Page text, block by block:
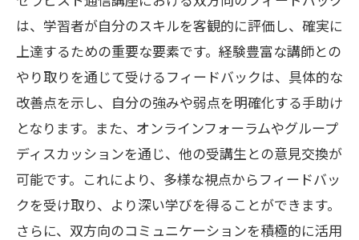
理論知識を深めるための参考資料活用
セラピスト通信講座で高品質な施術を提供す
るためのステップ
施術の品質を上げるための学習法
クライアントの期待に応える施術の実践
品質向上のためのフィードバックの活用
高品質施術に必要なスキルセットの習得
施術後のフォローアップ技術
は、学習者が自分のスキルを客観的に評価し、確実に
上達するための重要な要素です。経験豊富な講師との
やり取りを通じて受けるフィードバックは、具体的な
改善点を示し、自分の強みや弱点を明確化する手助け
となります。また、オンラインフォーラムやグループ
ディスカッションを通じ、他の受講生との意見交換が
可能です。これにより、多様な視点からフィードバッ
クを受け取り、より深い学びを得ることができます。
さらに、双方向のコミュニケーションを積極的に活用